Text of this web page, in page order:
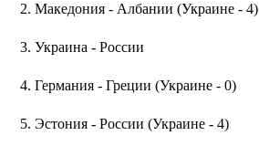
2. Македония - Албании (Украине - 4)
3. Украина - России
4. Германия - Греции (Украине - 0)
5. Эстония - России (Украине - 4)